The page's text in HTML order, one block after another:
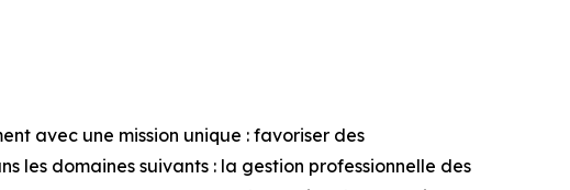
avec une mission unique : favoriser des
les domaines suivants : la gestion professionnelle des